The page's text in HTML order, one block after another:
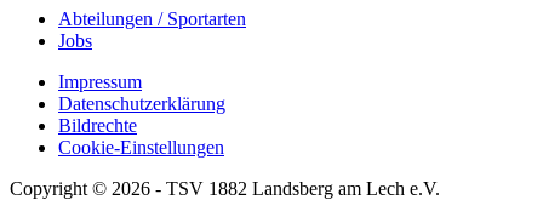
Abteilungen / Sportarten
Jobs
Impressum
Datenschutzerklärung
Bildrechte
Cookie-Einstellungen
Copyright © 2026 - TSV 1882 Landsberg am Lech e.V.